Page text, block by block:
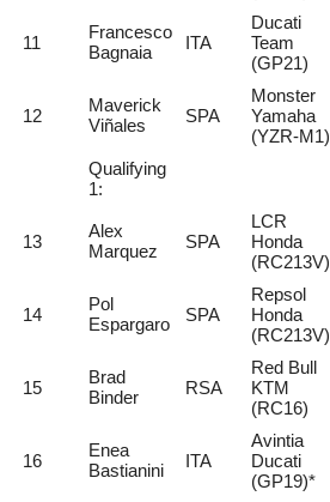
11
Francesco
Bagnaia
ITA
Ducati
Team
(GP21)
12
Maverick
Viñales
SPA
Monster
Yamaha
(YZR-M1)
Qualifying
1:
13
Alex
Marquez
SPA
LCR
Honda
(RC213V)
14
Pol
Espargaro
SPA
Repsol
Honda
(RC213V)
15
Brad
Binder
RSA
Red Bull
KTM
(RC16)
16
Enea
Bastianini
ITA
Avintia
Ducati
(GP19)*